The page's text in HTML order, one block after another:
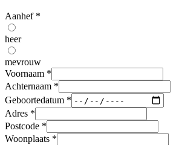
Aanhef *
heer
mevrouw
Voornaam *
Achternaam *
Geboortedatum *
Adres *
Postcode *
Woonplaats *